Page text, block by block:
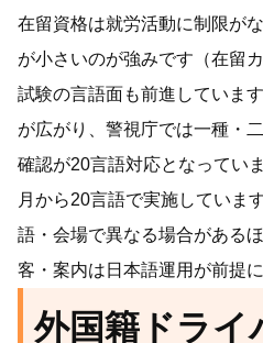
在留資格は就労活動に制限が
が小さいのが強みです（在留
試験の言語面も前進していま
が広がり、警視庁では一種・
確認が20言語対応となってい
月から20言語で実施していま
語・会場で異なる場合がある
客・案内は日本語運用が前提
外国籍ドライ